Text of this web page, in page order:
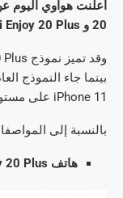
20 و Huawei Enjoy 20 Plus.
iPhone 11 على مستوى الواجهة الأمامية.
بالنسبة إلى
هاتف Huawei Enjoy 20 Plus